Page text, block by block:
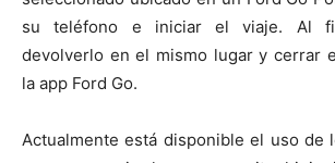
su teléfono e iniciar el viaje. Al
devolverlo en el mismo lugar y cerrar
la app Ford Go.
Actualmente está disponible el uso de